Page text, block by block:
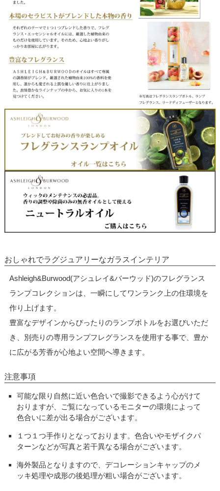
おしゃれでラグジュアリーなガラスインテリア
Ashleigh&Burwood(アシュレイ&バーウッド)のフレグランス
ランプコレクションは、一瞬にしてワンランク上の住環境を
作り上げます。
豊富なデザインからぴったりのランプボトルをお選びいただ
き、別売りの専用ランプフレグランスを使用する事で、豊か
に広がる芳香が心地よい空間へ導きます。
注意事項
可能な限り自然に近い色合いで撮影できるよう心がけて
おりますが、ご覧になっているモニターの環境によって
色合いに差が出る場合がございます。
１つ１つ手作りとなっております。色合いやモザイクパ
ターンなどが写真と若干異なる場合がございます。
海外製品となりますので、デコレーションキャップのメ
ッキ処理や成形の後処理が粗い場合がございます。